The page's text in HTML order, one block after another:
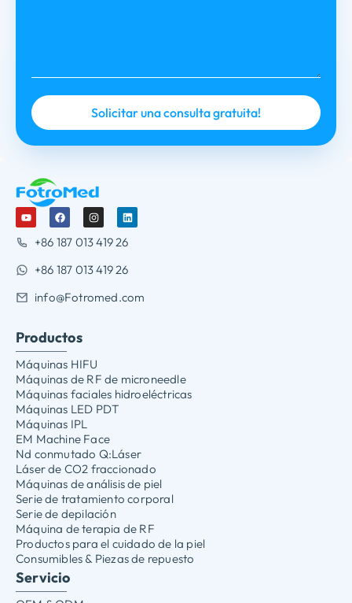
+86 187 013 419 26
+86 187 013 419 26
info@Fotromed.com
Productos
Máquinas HIFU
Máquinas de RF de microneedle
Máquinas faciales hidroeléctricas
Máquinas LED PDT
Máquinas IPL
EM Machine Face
Nd conmutado Q:Láser
Láser de CO2 fraccionado
Máquinas de análisis de piel
Serie de tratamiento corporal
Serie de depilación
Máquina de terapia de RF
Productos para el cuidado de la piel
Consumibles & Piezas de repuesto
Servicio